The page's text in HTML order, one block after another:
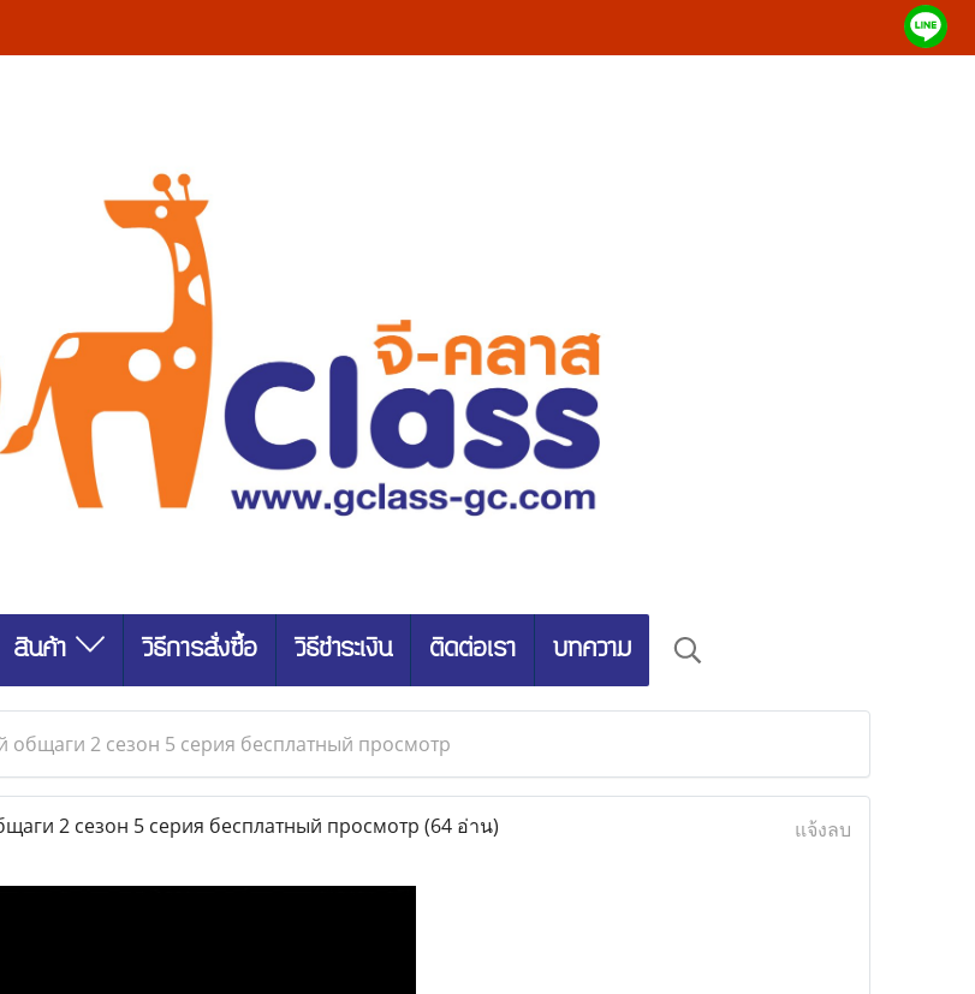
สินค้า วิธีการสั่งซื้อ วิธีชำระเงิน ติดต่อเรา บทความ
2 сезон 5 серия бесплатный просмотр
2 сезон 5 серия бесплатный просмотр (64 อ่าน) แจ้งลบ